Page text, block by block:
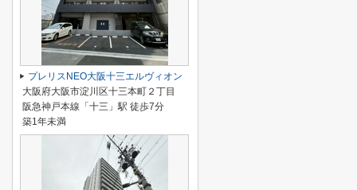
プレリスNEO大阪十三エルヴィオン
大阪府大阪市淀川区十三本町２丁目
阪急神戸本線「十三」駅 徒歩7分
築1年未満